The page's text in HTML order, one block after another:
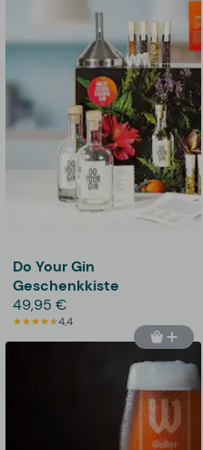
Do Your Gin
Geschenkkiste
49,95 €
4,4